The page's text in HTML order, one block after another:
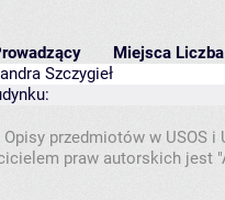
Miejsca
Szczygieł
Opisy przedmiotów w USOS
praw autorskich jest